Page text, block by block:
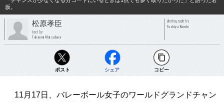
坂。
松原孝臣
text by
Takaomi Matsubara
photograph by
Toshiya Kondo
ポスト シェア コピー
11月17日、バレーボール女子のワールドグランドチャン